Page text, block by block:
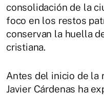
consolidación de la
foco en los restos
conservan la huella
cristiana.
Antes del inicio de la
Javier Cárdenas ha